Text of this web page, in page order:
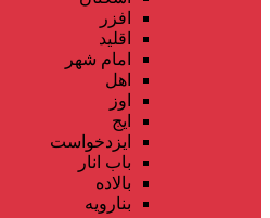
افزر
اقلید
امام شهر
اهل
اوز
ایج
ایزدخواست
باب انار
بالاده
بنارویه